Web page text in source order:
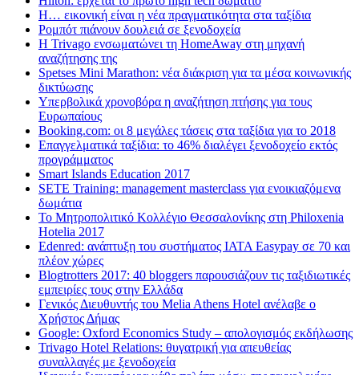
Η… εικονική είναι η νέα πραγματικότητα στα ταξίδια
Ρομπότ πιάνουν δουλειά σε ξενοδοχεία
Η Trivago ενσωματώνει τη HomeAway στη μηχανή
αναζήτησης της
Spetses Mini Marathon: νέα διάκριση για τα μέσα κοινωνικής
δικτύωσης
Υπερβολικά χρονοβόρα η αναζήτηση πτήσης για τους
Ευρωπαίους
Booking.com: οι 8 μεγάλες τάσεις στα ταξίδια για το 2018
Επαγγελματικά ταξίδια: το 46% διαλέγει ξενοδοχείο εκτός
προγράμματος
Smart Islands Education 2017
SETE Training: management masterclass για ενοικιαζόμενα
δωμάτια
Το Μητροπολιτικό Κολλέγιο Θεσσαλονίκης στη Philoxenia
Hotelia 2017
Edenred: ανάπτυξη του συστήματος IATA Easypay σε 70 και
πλέον χώρες
Blogtrotters 2017: 40 bloggers παρουσιάζουν τις ταξιδιωτικές
εμπειρίες τους στην Ελλάδα
Γενικός Διευθυντής του Melia Athens Hotel ανέλαβε ο
Χρήστος Δήμας
Google: Oxford Economics Study – απολογισμός εκδήλωσης
Trivago Hotel Relations: θυγατρική για απευθείας
συναλλαγές με ξενοδοχεία